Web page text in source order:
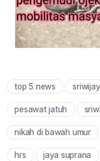
top 5 news
pesawat jatuh
nikah di bawah umur
hrs jaya suprana